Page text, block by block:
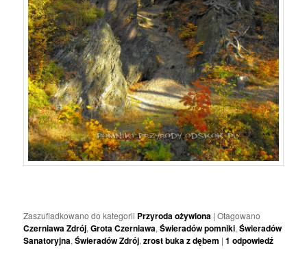
Zaszufladkowano do kategorii Przyroda ożywiona |Otagowano
Czerniawa Zdrój,Grota Czerniawa,Świeradów pomniki,Świeradów
Sanatoryjna,Świeradów Zdrój,zrost buka z dębem |1 odpowiedź